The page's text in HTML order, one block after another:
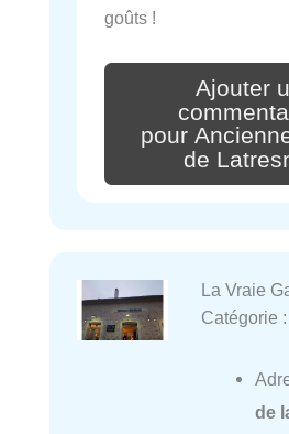
goûts !
Ajouter
pour
de
La Vraie
Catégorie :
de